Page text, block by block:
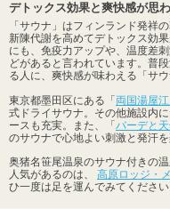
デトックス効果と爽快感が思
「サウナ」はフィンランド発祥
新陳代謝を高めてデトックス効
にも、免疫力アップや、温度差
どがあると言われています。普
る人に、爽快感が味わえる「サウ
東京都墨田区にある「両国湯屋
式ドライサウナ。その他施設内
ースも充実。また、「バーデと
のサウナで心地よい刺激と発汗を
奥猪名笹尾温泉のサウナ付きの
人気があるのは、 高原ロッジ・
ひ一度は足を運んでみてください